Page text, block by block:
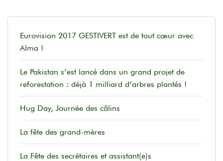
Eurovision 2017 GESTIVERT est de tout cœur avec
Alma !
Le Pakistan s’est lancé dans un grand projet de
reforestation : déjà 1 milliard d’arbres plantés !
Hug Day, Journée des câlins
La fête des grand-mères
La Fête des secrétaires et assistant(e)s